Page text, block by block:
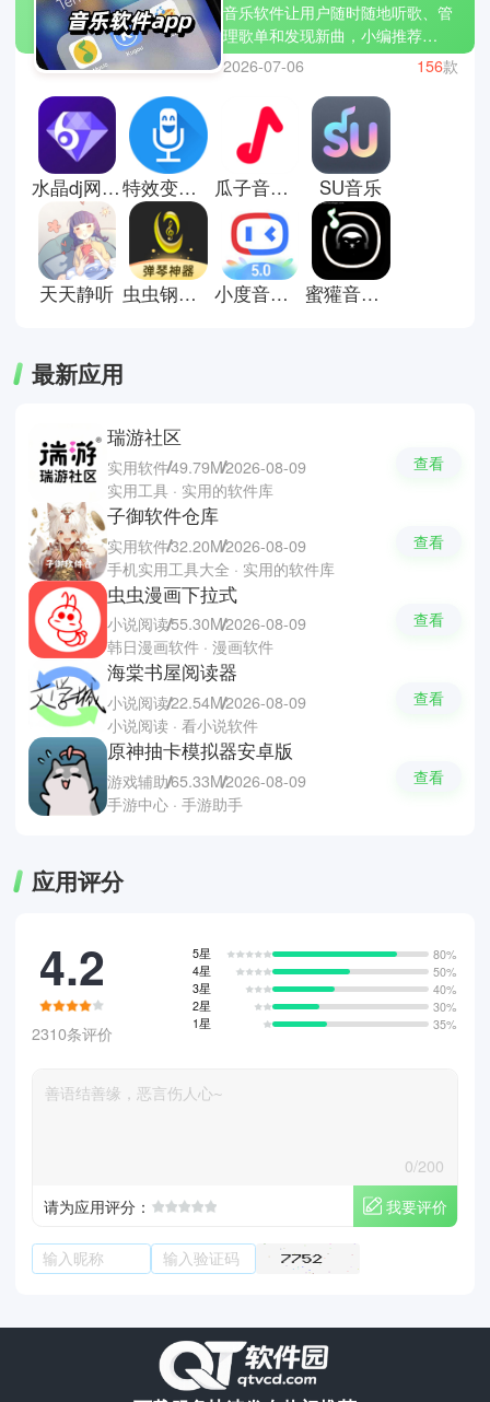
音乐软件让用户随时随地听歌、管
理歌单和发现新曲，小编推荐
MOO音乐 、豆瓣fm和乐趣音乐。
软件提供高品质音频播放、离线下
载和个性化推荐功能，支持歌单创
建、收藏和分享，方便管理喜爱歌
曲。用户可以探索排行榜、专辑和
电台，跟随兴趣发现新曲，也可以
同步跨设备播放，实现多场景听歌
体验，满足日常娱乐、学习或放松
的音乐需求。
2026-07-06 156款
水晶dj网手机版 特效变音魔术师官方正版 瓜子音乐正版 SU音乐
天天静听 虫虫钢琴曲谱网 小度音箱app安卓版 蜜獾音乐2026
最新应用
瑞游社区
实用软件49.79M2026-08-09
实用工具 · 实用的软件库
查看
子御软件仓库
实用软件32.20M2026-08-09
手机实用工具大全 · 实用的软件库
查看
虫虫漫画下拉式
小说阅读55.30M2026-08-09
韩日漫画软件 · 漫画软件
查看
海棠书屋阅读器
小说阅读22.54M2026-08-09
小说阅读 · 看小说软件
查看
原神抽卡模拟器安卓版
游戏辅助65.33M2026-08-09
手游中心 · 手游助手
查看
应用评分
4.2
2310条评价
5星
80%
4星
50%
3星
40%
2星
30%
1星
35%
0/200
请为应用评分：
我要评价